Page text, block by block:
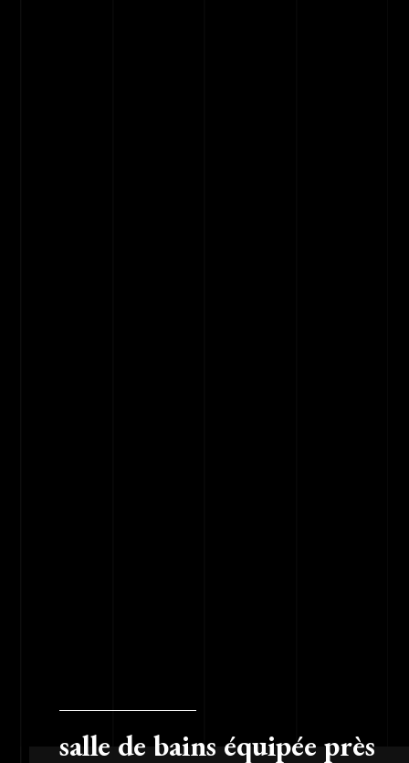
salle de bains équipée près